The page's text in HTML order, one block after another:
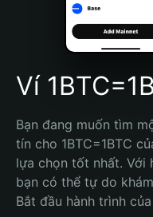
Português (Brasil)
Español (Argentina)
Ví
Bạn đang muốn tìm
tín cho 1BTC=1BTC
lựa chọn tốt nhất. Với
bạn có thể tự do
Bắt đầu hành trình